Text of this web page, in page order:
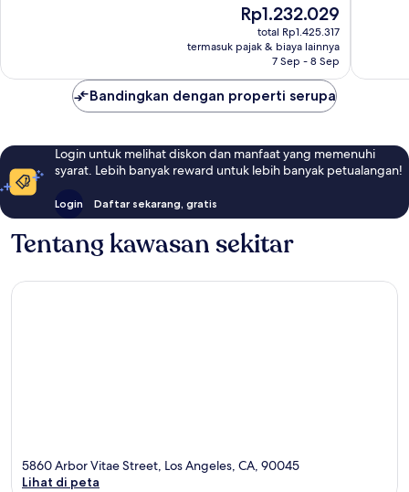
Harga
sekarang
Rp1.232.029
Rp1.232.029
total Rp1.425.317
termasuk pajak & biaya lainnya
7 Sep - 8 Sep
Bandingkan dengan properti serupa
Login untuk melihat diskon dan manfaat yang memenuhi
syarat. Lebih banyak reward untuk lebih banyak petualangan!
Login Daftar sekarang, gratis
Tentang kawasan sekitar
5860 Arbor Vitae Street, Los Angeles, CA, 90045
Lihat di peta